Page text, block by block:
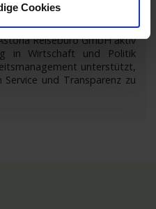
Cookies
führendem Verband der
Reisebüro GmbH aktiv
in Wirtschaft und Politik
unterstützt,
und Transparenz zu